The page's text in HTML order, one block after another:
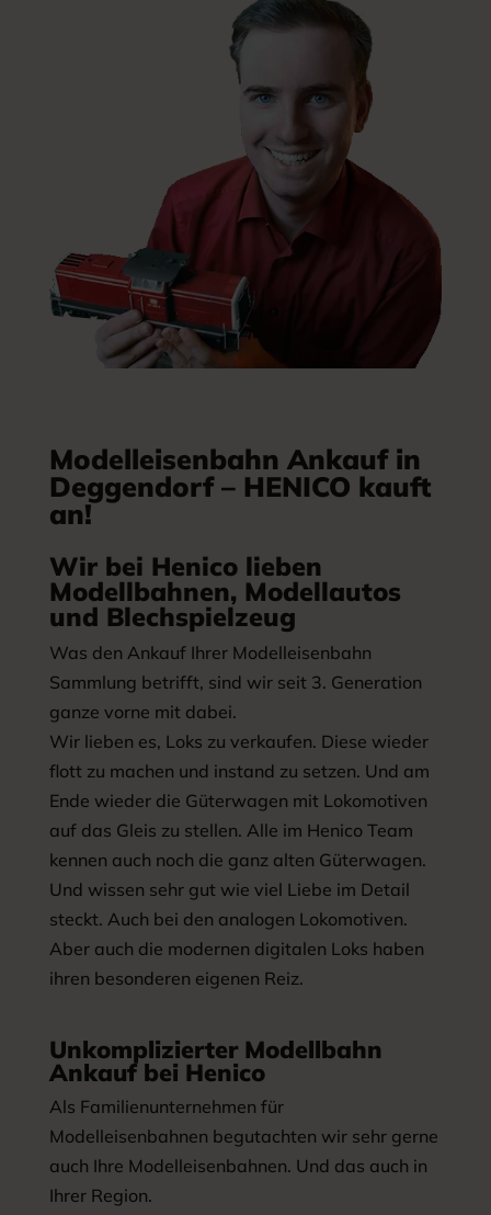
Modelleisenbahn Ankauf in
Deggendorf – HENICO kauft
an!
Wir bei Henico lieben
Modellbahnen, Modellautos
und Blechspielzeug
Was den Ankauf Ihrer Modelleisenbahn
Sammlung betrifft, sind wir seit 3. Generation
ganze vorne mit dabei.
Wir lieben es, Loks zu verkaufen. Diese wieder
flott zu machen und instand zu setzen. Und am
Ende wieder die Güterwagen mit Lokomotiven
auf das Gleis zu stellen. Alle im Henico Team
kennen auch noch die ganz alten Güterwagen.
Und wissen sehr gut wie viel Liebe im Detail
steckt. Auch bei den analogen Lokomotiven.
Aber auch die modernen digitalen Loks haben
ihren besonderen eigenen Reiz.
Unkomplizierter Modellbahn
Ankauf bei Henico
Als Familienunternehmen für
Modelleisenbahnen begutachten wir sehr gerne
auch Ihre Modelleisenbahnen. Und das auch in
Ihrer Region.